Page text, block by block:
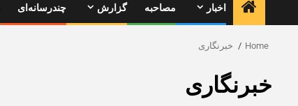
اخبار مصاحبه گزارش چندرسانه‌ای
Home خبرنگاری
خبرنگاری